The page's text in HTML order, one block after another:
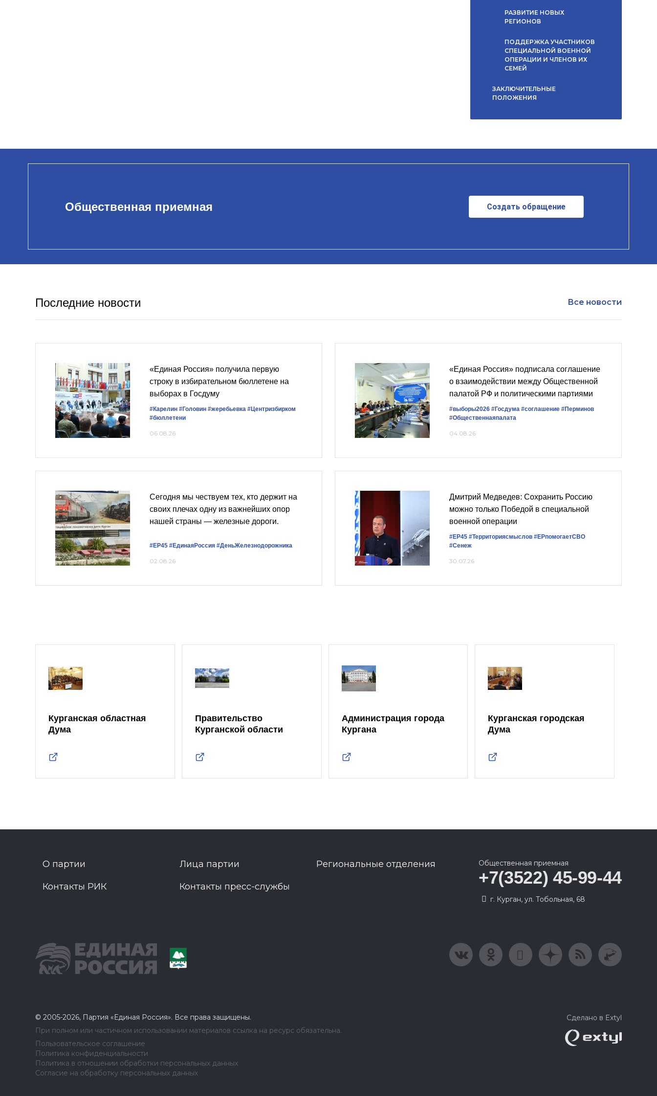
РАЗВИТИЕ НОВЫХ
РЕГИОНОВ
ПОДДЕРЖКА УЧАСТНИКОВ
СПЕЦИАЛЬНОЙ ВОЕННОЙ
ОПЕРАЦИИ И ЧЛЕНОВ ИХ
СЕМЕЙ
ЗАКЛЮЧИТЕЛЬНЫЕ
ПОЛОЖЕНИЯ
Общественная приемная Создать обращение
Последние новости Все новости
«Единая Россия» получила первую
строку в избирательном бюллетене на
выборах в Госдуму
#Карелин #Головин #жеребьевка #Центризбирком
#бюллетени
06.08.26
«Единая Россия» подписала соглашение
о взаимодействии между Общественной
палатой РФ и политическими партиями
#выборы2026 #Госдума #соглашение #Перминов
#Общественнаяпалата
04.08.26
Сегодня мы чествуем тех, кто держит на
своих плечах одну из важнейших опор
нашей страны — железные дороги.
#ЕР45 #ЕдинаяРоссия #ДеньЖелезнодорожника
02.08.26
Дмитрий Медведев: Сохранить Россию
можно только Победой в специальной
военной операции
#ЕР45 #Территориясмыслов #ЕРпомогаетСВО
#Сенеж
30.07.26
Курганская областная
Дума
Правительство
Курганской области
Администрация города
Кургана
Курганская городская
Дума
О партии Лица партии Региональные отделения
Контакты РИК Контакты пресс-службы
Общественная приемная
+7(3522) 45-99-44
г. Курган, ул. Тобольная, 68
© 2005-2026, Партия «Единая Россия». Все права защищены.
При полном или частичном использовании материалов ссылка на ресурс обязательна.
Пользовательское соглашение
Политика конфиденциальности
Политика в отношении обработки персональных данных
Согласие на обработку персональных данных
Сделано в Extyl